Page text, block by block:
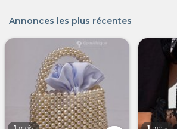
Annonces les plus récentes